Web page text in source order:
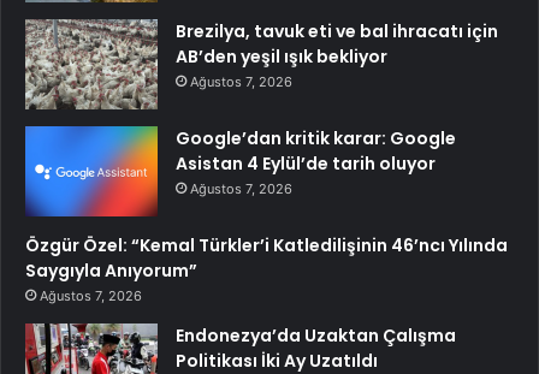
Brezilya, tavuk eti ve bal ihracatı için
AB’den yeşil ışık bekliyor
Ağustos 7, 2026
Google’dan kritik karar: Google
Asistan 4 Eylül’de tarih oluyor
Ağustos 7, 2026
Özgür Özel: “Kemal Türkler’i Katledilişinin 46’ncı Yılında
Saygıyla Anıyorum”
Ağustos 7, 2026
Endonezya’da Uzaktan Çalışma
Politikası İki Ay Uzatıldı